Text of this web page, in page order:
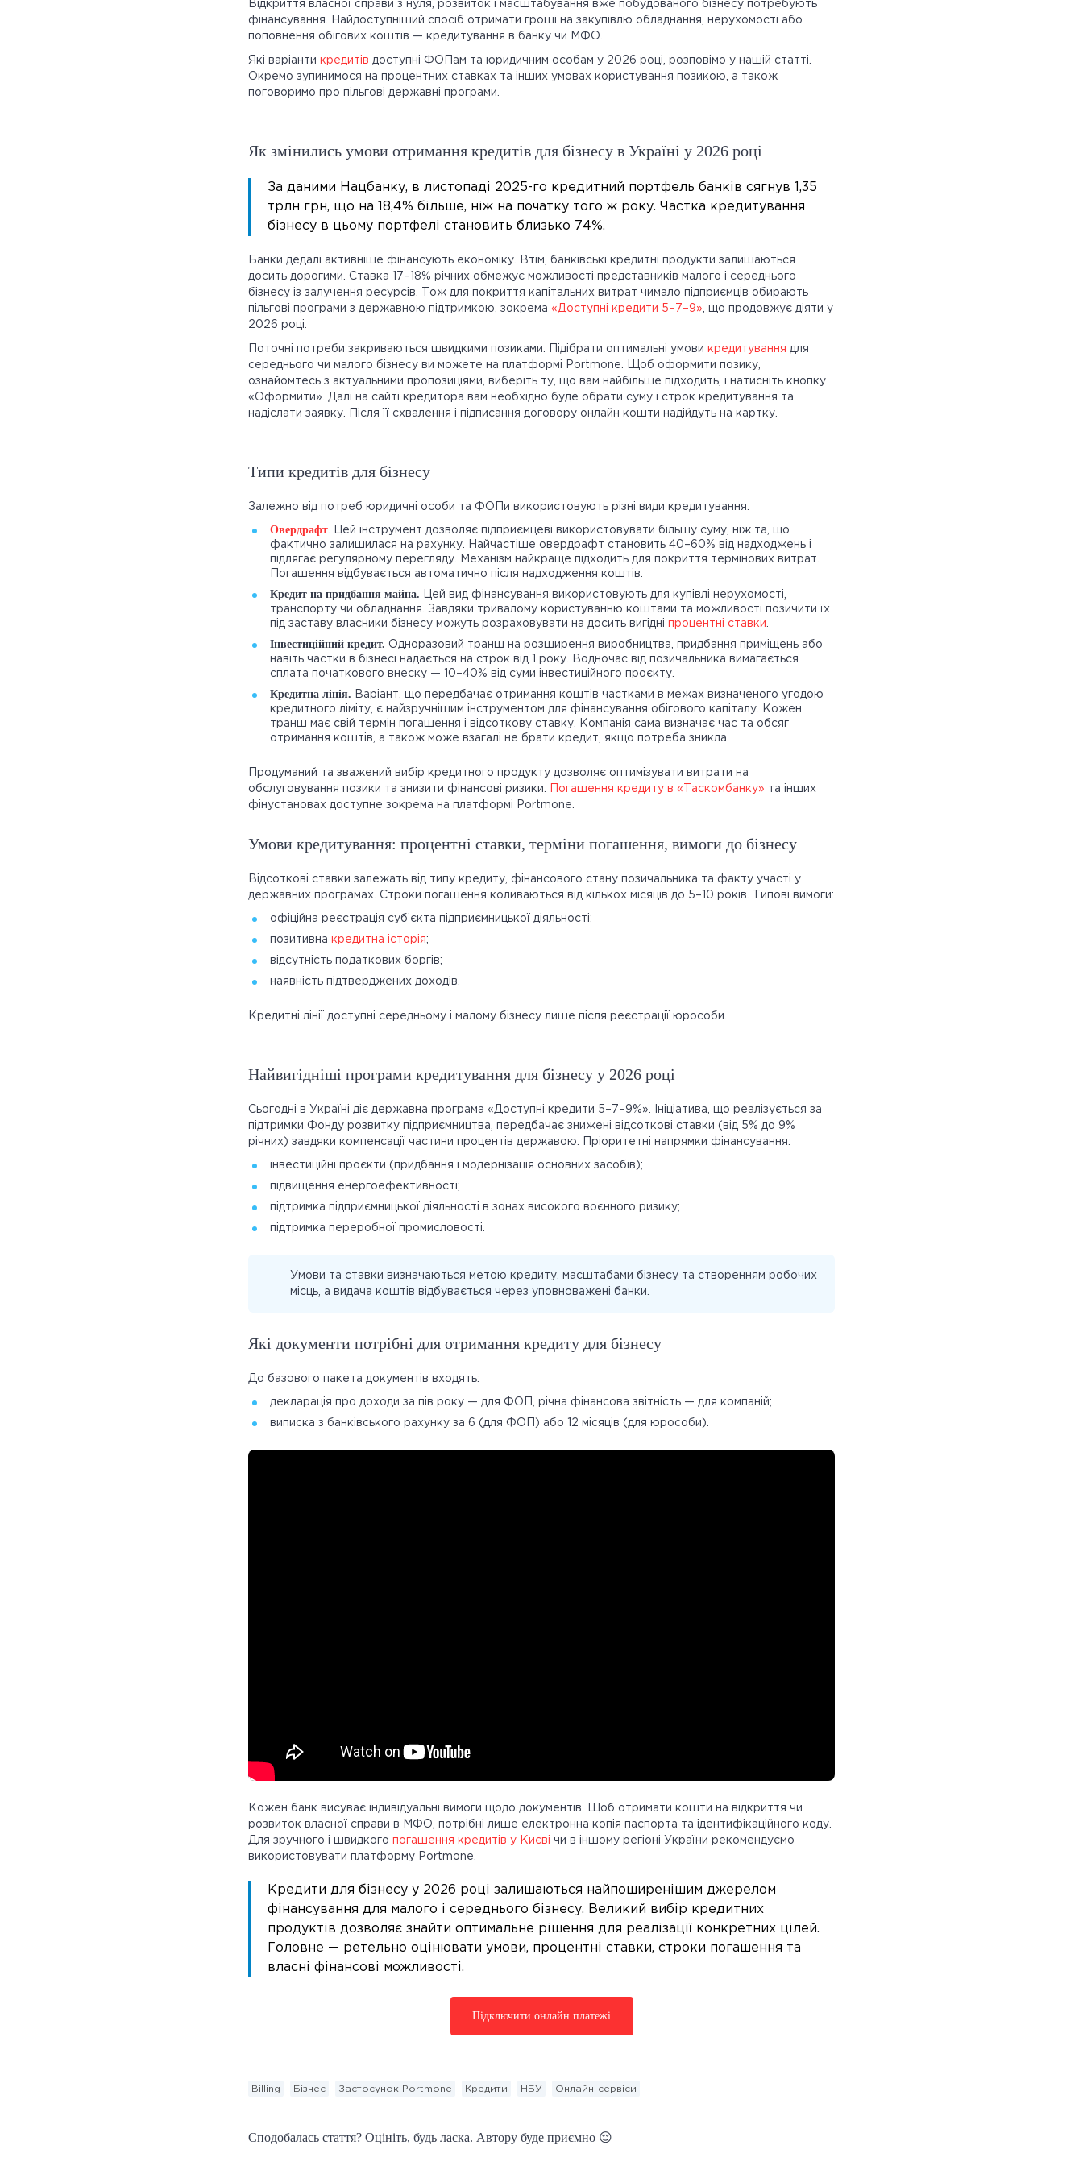
Відкриття власної справи з нуля, розвиток і масштабування вже побудованого бізнесу потребують
фінансування. Найдоступніший спосіб отримати гроші на закупівлю обладнання, нерухомості або
поповнення обігових коштів — кредитування в банку чи МФО.
Які варіанти кредитів доступні ФОПам та юридичним особам у 2026 році, розповімо у нашій статті.
Окремо зупинимося на процентних ставках та інших умовах користування позикою, а також
поговоримо про пільгові державні програми.
Як змінились умови отримання кредитів для бізнесу в Україні у 2026 році
За даними Нацбанку, в листопаді 2025-го кредитний портфель банків сягнув 1,35
трлн грн, що на 18,4% більше, ніж на початку того ж року. Частка кредитування
бізнесу в цьому портфелі становить близько 74%.
Банки дедалі активніше фінансують економіку. Втім, банківські кредитні продукти залишаються
досить дорогими. Ставка 17–18% річних обмежує можливості представників малого і середнього
бізнесу із залучення ресурсів. Тож для покриття капітальних витрат чимало підприємців обирають
пільгові програми з державною підтримкою, зокрема «Доступні кредити 5–7–9» , що продовжує діяти у
2026 році.
Поточні потреби закриваються швидкими позиками. Підібрати оптимальні умови кредитування для
середнього чи малого бізнесу ви можете на платформі Portmone. Щоб оформити позику,
ознайомтесь з актуальними пропозиціями, виберіть ту, що вам найбільше підходить, і натисніть кнопку
«Оформити». Далі на сайті кредитора вам необхідно буде обрати суму і строк кредитування та
надіслати заявку. Після її схвалення і підписання договору онлайн кошти надійдуть на картку.
Типи кредитів для бізнесу
Залежно від потреб юридичні особи та ФОПи використовують різні види кредитування.
Овердрафт . Цей інструмент дозволяє підприємцеві використовувати більшу суму, ніж та, що
фактично залишилася на рахунку. Найчастіше овердрафт становить 40–60% від надходжень і
підлягає регулярному перегляду. Механізм найкраще підходить для покриття термінових витрат.
Погашення відбувається автоматично після надходження коштів.
Кредит на придбання майна. Цей вид фінансування використовують для купівлі нерухомості,
транспорту чи обладнання. Завдяки тривалому користуванню коштами та можливості позичити їх
під заставу власники бізнесу можуть розраховувати на досить вигідні процентні ставки
Інвестиційний кредит. Одноразовий транш на розширення виробництва, придбання приміщень або
навіть частки в бізнесі надається на строк від 1 року. Водночас від позичальника вимагається
сплата початкового внеску — 10–40% від суми інвестиційного проєкту.
Кредитна лінія. Варіант, що передбачає отримання коштів частками в межах визначеного угодою
кредитного ліміту, є найзручнішим інструментом для фінансування обігового капіталу. Кожен
транш має свій термін погашення і відсоткову ставку. Компанія сама визначає час та обсяг
отримання коштів, а також може взагалі не брати кредит, якщо потреба зникла.
Продуманий та зважений вибір кредитного продукту дозволяє оптимізувати витрати на
обслуговування позики та знизити фінансові ризики.
Погашення кредиту в «Таскомбанку» та інших
фінустановах доступне зокрема на платформі Portmone.
Умови кредитування: процентні ставки, терміни погашення, вимоги до бізнесу
Відсоткові ставки залежать від типу кредиту, фінансового стану позичальника та факту участі у
державних програмах. Строки погашення коливаються від кількох місяців до 5–10 років. Типові вимоги:
офіційна реєстрація суб’єкта підприємницької діяльності;
позитивна кредитна історія;
відсутність податкових боргів;
наявність підтверджених доходів.
Кредитні лінії доступні середньому і малому бізнесу лише після реєстрації юрособи.
Найвигідніші програми кредитування для бізнесу у 2026 році
Сьогодні в Україні діє державна програма «Доступні кредити 5–7–9%». Ініціатива, що реалізується за
підтримки Фонду розвитку підприємництва, передбачає знижені відсоткові ставки (від 5% до 9%
річних) завдяки компенсації частини процентів державою. Пріоритетні напрямки фінансування:
інвестиційні проєкти (придбання і модернізація основних засобів);
підвищення енергоефективності;
підтримка підприємницької діяльності в зонах високого воєнного ризику;
підтримка переробної промисловості.
Умови та ставки визначаються метою кредиту, масштабами бізнесу та створенням робочих
місць, а видача коштів відбувається через уповноважені банки.
Які документи потрібні для отримання кредиту для бізнесу
До базового пакета документів входять:
декларація про доходи за пів року — для ФОП, річна фінансова звітність — для компаній;
виписка з банківського рахунку за 6 (для ФОП) або 12 місяців (для юрособи).
Кожен банк висуває індивідуальні вимоги щодо документів. Щоб отримати кошти на відкриття чи
розвиток власної справи в МФО, потрібні лише електронна копія паспорта та ідентифікаційного коду.
Для зручного і швидкого погашення кредитів у Києві чи в іншому регіоні України рекомендуємо
використовувати платформу Portmone.
Кредити для бізнесу у 2026 році залишаються найпоширенішим джерелом
фінансування для малого і середнього бізнесу. Великий вибір кредитних
продуктів дозволяє знайти оптимальне рішення для реалізації конкретних цілей.
Головне — ретельно оцінювати умови, процентні ставки, строки погашення та
власні фінансові можливості.
Підключити онлайн платежі
Billing Бізнес Застосунок Portmone Кредити НБУ Онлайн-сервіси
Сподобалась стаття? Оцініть, будь ласка. Автору буде приємно 😌